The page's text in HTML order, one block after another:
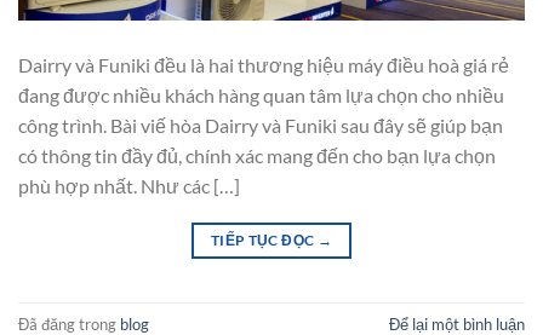
Dairry và Funiki đều là hai thương hiệu máy điều hoà giá rẻ
đang được nhiều khách hàng quan tâm lựa chọn cho nhiều
công trình. Bài viế hòa Dairry và Funiki sau đây sẽ giúp bạn
có thông tin đầy đủ, chính xác mang đến cho bạn lựa chọn
phù hợp nhất. Như các […]
TIẾP TỤC ĐỌC →
Đã đăng trong blog Để lại một bình luận